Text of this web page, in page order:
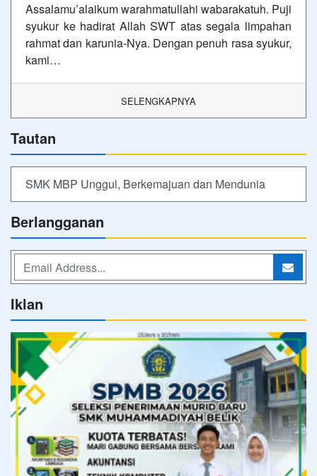
Assalamu’alaikum warahmatullahi wabarakatuh. Puji
syukur ke hadirat Allah SWT atas segala limpahan
rahmat dan karunia-Nya. Dengan penuh rasa syukur,
kami…
SELENGKAPNYA
Tautan
SMK MBP Unggul, Berkemajuan dan Mendunia
Berlangganan
Iklan